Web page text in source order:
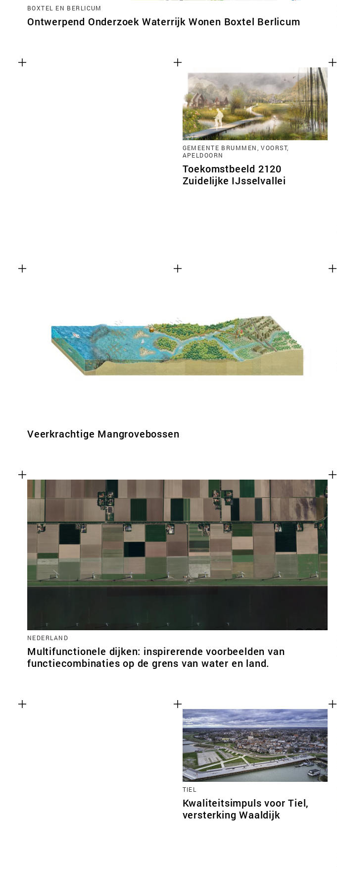
BOXTEL EN BERLICUM
Ontwerpend Onderzoek Waterrijk Wonen Boxtel Berlicum
GEMEENTE BRUMMEN, VOORST,
APELDOORN
Toekomstbeeld 2120
Zuidelijke IJsselvallei
Veerkrachtige Mangrovebossen
NEDERLAND
Multifunctionele dijken: inspirerende voorbeelden van
functiecombinaties op de grens van water en land.
TIEL
Kwaliteitsimpuls voor Tiel,
versterking Waaldijk